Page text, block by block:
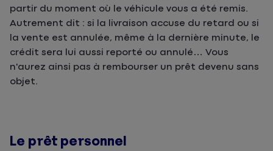
partir du moment où le véhicule vous a été remis.
Autrement dit : si la livraison accuse du retard ou si
la vente est annulée, même à la dernière minute, le
crédit sera lui aussi reporté ou annulé… Vous
n'aurez ainsi pas à rembourser un prêt devenu sans
objet.
Le prêt personnel